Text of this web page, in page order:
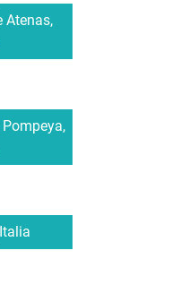
Atenas,